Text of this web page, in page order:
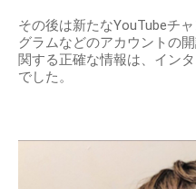
その後は新たなYouTubeチ
グラムなどのアカウントの
関する正確な情報は、イン
でした。